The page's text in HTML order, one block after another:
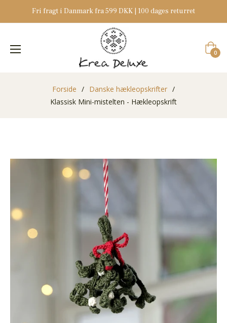
Fri fragt i Danmark fra 599 DKK | 100 dages returret
0
Forside / Danske hækleopskrifter /
Klassisk Mini-mistelten - Hækleopskrift